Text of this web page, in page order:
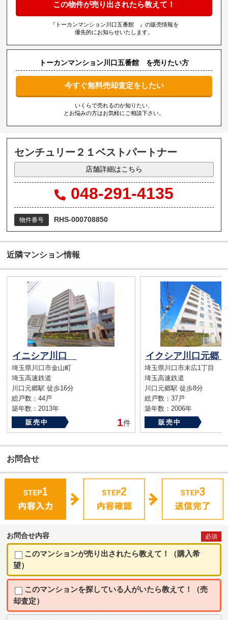
この物件が売り出されたら教えて！
『トーカンマンション川口五番館 』の販売情報を
優先的にお知らせいたします。
トーカンマンション川口五番館 を売りたい方
今すぐ無料売却査定をしたい
いくらで売れるのか知りたい、
とお悩みの方はお気軽にご相談下さい。
センチュリー２１ベストパートナー
店舗詳細はこちら
048-291-4135
物件番号 RHS-000708850
近隣マンション情報
イニシア川口
埼玉県川口市金山町
埼玉高速鉄道
川口元郷駅 徒歩16分
総戸数：44戸
築年数：2013年
販売中
1件
イクシア川口元郷
埼玉県川口市末広1丁目
埼玉高速鉄道
川口元郷駅 徒歩8分
総戸数：37戸
築年数：2006年
販売中
お問合せ
お問合せ内容 必須
このマンションが売り出されたら教えて！（購入希
望）
このマンションを探している人がいたら教えて！（売
却査定）